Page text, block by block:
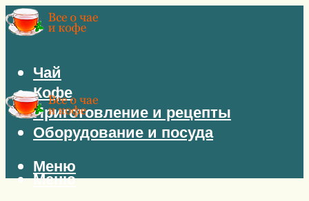
Чай
Кофе
Приготовление и рецепты
Оборудование и посуда
Меню
Меню